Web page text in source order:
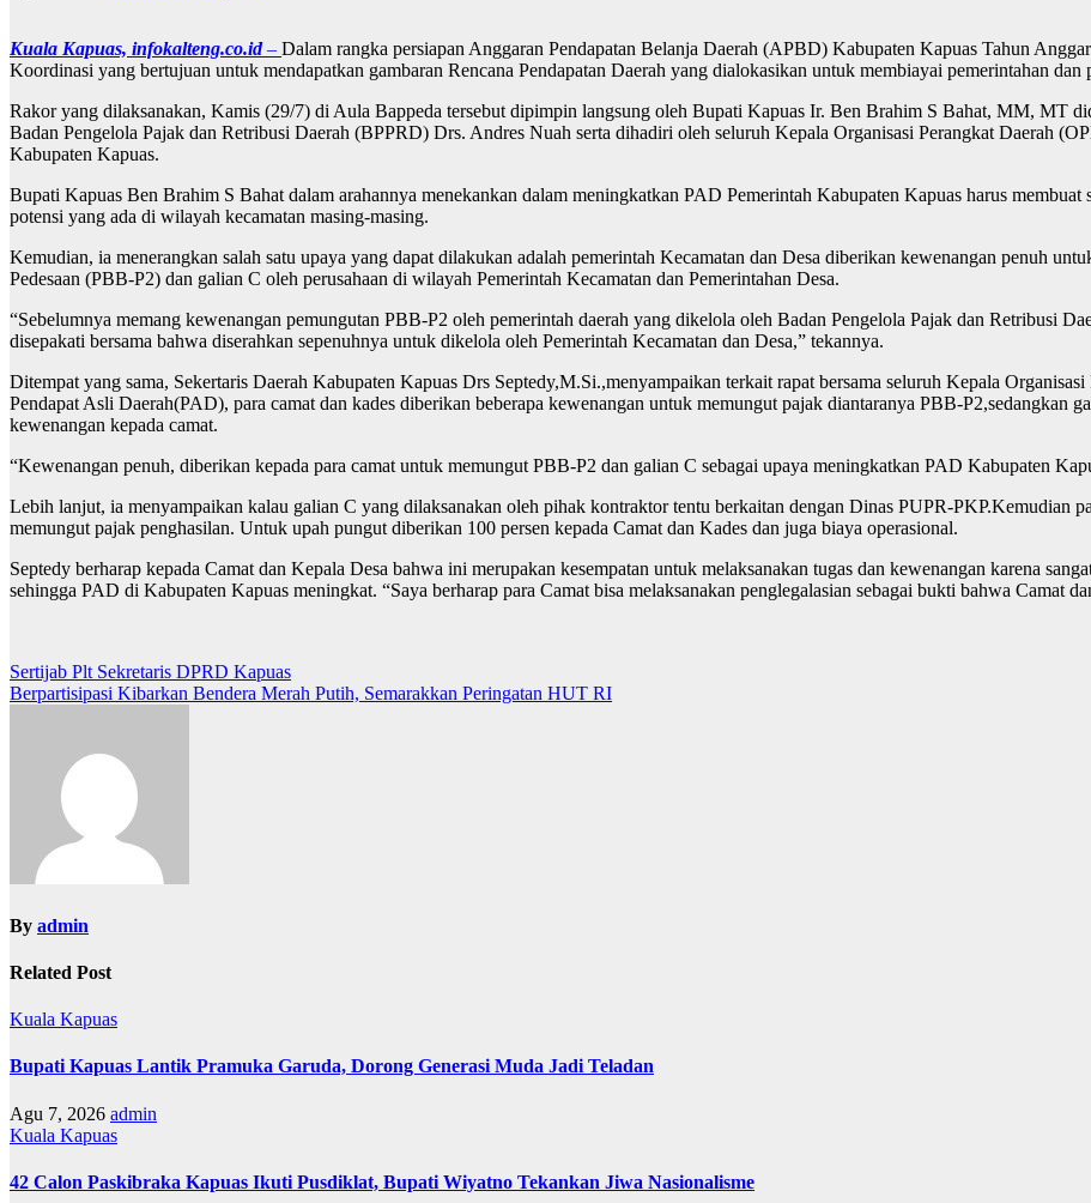
Kuala Kapuas, infokalteng.co.id– Dalam rangka persiapan Anggaran Pendapatan Belanja Daerah (APBD) Kabupaten Kapuas Tahun
Koordinasi yang bertujuan untuk mendapatkan gambaran Rencana Pendapatan Daerah yang dialokasikan untuk membiayai pemerintahan dan
Rakor yang dilaksanakan, Kamis (29/7) di Aula Bappeda tersebut dipimpin langsung oleh Bupati Kapuas Ir. Ben Brahim S Bahat, MM, MT
Badan Pengelola Pajak dan Retribusi Daerah (BPPRD) Drs. Andres Nuah serta dihadiri oleh seluruh Kepala Organisasi Perangkat Daerah
Kabupaten Kapuas.
Bupati Kapuas Ben Brahim S Bahat dalam arahannya menekankan dalam meningkatkan PAD Pemerintah Kabupaten Kapuas harus
potensi yang ada di wilayah kecamatan masing-masing.
Kemudian, ia menerangkan salah satu upaya yang dapat dilakukan adalah pemerintah Kecamatan dan Desa diberikan kewenangan penuh
Pedesaan (PBB-P2) dan galian C oleh perusahaan di wilayah Pemerintah Kecamatan dan Pemerintahan Desa.
“Sebelumnya memang kewenangan pemungutan PBB-P2 oleh pemerintah daerah yang dikelola oleh Badan Pengelola Pajak dan Retribusi
disepakati bersama bahwa diserahkan sepenuhnya untuk dikelola oleh Pemerintah Kecamatan dan Desa,” tekannya.
Ditempat yang sama, Sekertaris Daerah Kabupaten Kapuas Drs Septedy,M.Si.,menyampaikan terkait rapat bersama seluruh Kepala
Pendapat Asli Daerah(PAD), para camat dan kades diberikan beberapa kewenangan untuk memungut pajak diantaranya PBB-P2,sedangkan
kewenangan kepada camat.
“Kewenangan penuh, diberikan kepada para camat untuk memungut PBB-P2 dan galian C sebagai upaya meningkatkan PAD Kabupaten
Lebih lanjut, ia menyampaikan kalau galian C yang dilaksanakan oleh pihak kontraktor tentu berkaitan dengan Dinas PUPR-PKP.Kemudian
memungut pajak penghasilan. Untuk upah pungut diberikan 100 persen kepada Camat dan Kades dan juga biaya operasional.
Septedy berharap kepada Camat dan Kepala Desa bahwa ini merupakan kesempatan untuk melaksanakan tugas dan kewenangan karena
sehingga PAD di Kabupaten Kapuas meningkat. “Saya berharap para Camat bisa melaksanakan penglegalasian sebagai bukti bahwa Camat
Navigasi
pos
Sertijab Plt Sekretaris DPRD Kapuas
Berpartisipasi Kibarkan Bendera Merah Putih, Semarakkan Peringatan HUT RI
By admin
Related Post
Kuala Kapuas
Bupati Kapuas Lantik Pramuka Garuda, Dorong Generasi Muda Jadi Teladan
Agu 7, 2026 admin
Kuala Kapuas
42 Calon Paskibraka Kapuas Ikuti Pusdiklat, Bupati Wiyatno Tekankan Jiwa Nasionalisme